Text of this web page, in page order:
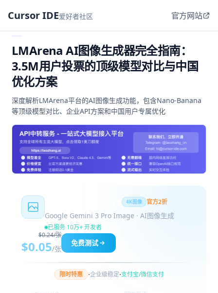
Cursor IDE爱好者社区 官方网站
LMArena AI图像生成器完全指南：
3.5M用户投票的顶级模型对比与中国
优化方案
深度解析LMArena平台的AI图像生成功能，包含Nano-Banana
等顶级模型对比、企业API方案和中国用户专属优化
4K图像 官方2折
Google Gemini 3 Pro Image · AI图像生成
已服务 10万+ 开发者
$0.24/张
$0.05/张
免费测试
限时特惠 ·企业级稳定·支付宝/微信支付